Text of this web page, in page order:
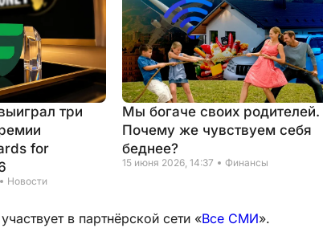
три
for
Новости
Мы богаче своих родителей.
Почему же чувствуем себя
беднее?
15 июня 2026, 14:37 Финансы
в партнёрской сети «Все СМИ».